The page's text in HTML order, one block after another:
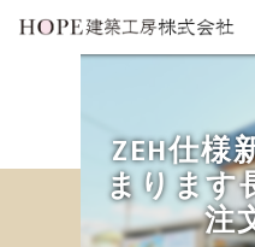
ZEH仕様
まります
注